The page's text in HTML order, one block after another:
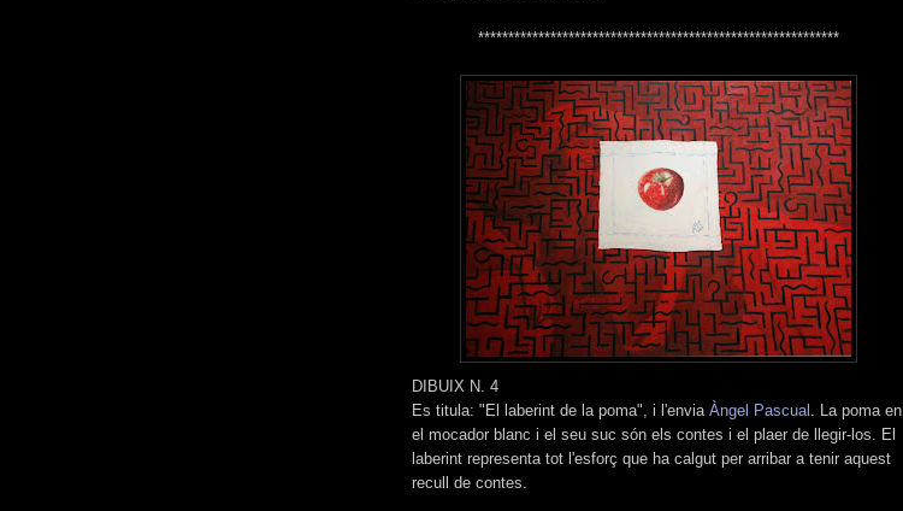
************************************************************
DIBUIX N. 4
Es titula: "El laberint de la poma", i l'envia Àngel Pascual . La poma en
el mocador blanc i el seu suc són els contes i el plaer de llegir-los. El
laberint representa tot l'esforç que ha calgut per arribar a tenir aquest
recull de contes.